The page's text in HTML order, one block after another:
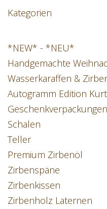
Kategorien
*NEW* - *NEU*
Handgemachte
Wasserkaraffen &
Autogramm Edition
Geschenkverpackungen
Schalen
Teller
Premium Zirbenöl
Zirbenspäne
Zirbenkissen
Zirbenholz Laternen